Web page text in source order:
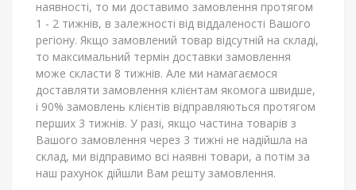
наявності, то ми доставимо замовлення протягом
1 - 2 тижнів, в залежності від віддаленості Вашого
регіону. Якщо замовлений товар відсутній на складі,
то максимальний термін доставки замовлення
може скласти 8 тижнів. Але ми намагаємося
доставляти замовлення клієнтам якомога швидше,
і 90% замовлень клієнтів відправляються протягом
перших 3 тижнів. У разі, якщо частина товарів з
Вашого замовлення через 3 тижні не надійшла на
склад, ми відправимо всі наявні товари, а потім за
наш рахунок дійшли Вам решту замовлення.